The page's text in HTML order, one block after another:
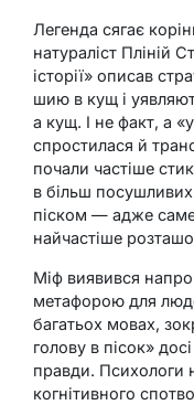
Легенда сягає
натураліст Пліній
історії» описав
шию в кущ і
а кущ. І не факт, а
спростилася й
почали частіше
в більш посушливих
піском — адже саме
найчастіше
Міф виявився
метафорою для
багатьох мовах,
голову в пісок»
правди. Психологи
когнітивного